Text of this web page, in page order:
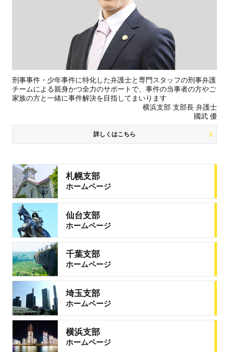
刑事事件・少年事件に特化した弁護士と専門スタッフの刑事弁護
チームによる親身かつ全力のサポートで、事件の当事者の方やご
家族の方と一緒に事件解決を目指してまいります
横浜支部 支部長 弁護士
國武 優
詳しくはこちら
札幌支部
ホームページ
仙台支部
ホームページ
千葉支部
ホームページ
埼玉支部
ホームページ
横浜支部
ホームページ